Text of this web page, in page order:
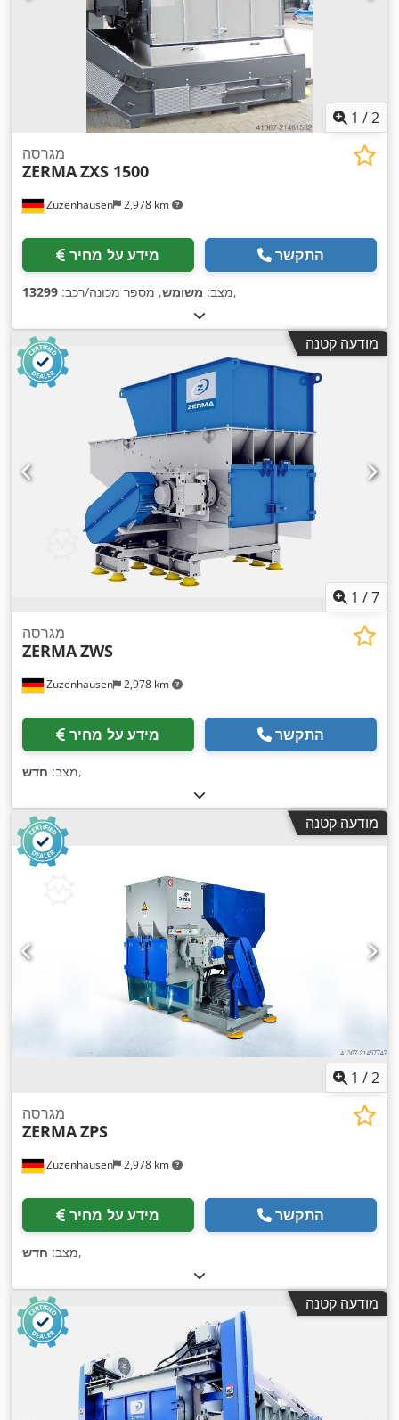
1 /2
Zuzenhausen 2,978 km
מגרסה
ZERMAZXS 1500
מידע על מחיר התקשר
מצב: משומש, מספר מכונה/רכב: 13299 ,
מודעה קטנה
1 /7
Zuzenhausen 2,978 km
מגרסה
ZERMAZWS
מידע על מחיר התקשר
מצב: חדש ,
מודעה קטנה
1 /2
Zuzenhausen 2,978 km
מגרסה
ZERMAZPS
מידע על מחיר התקשר
מצב: חדש ,
מודעה קטנה